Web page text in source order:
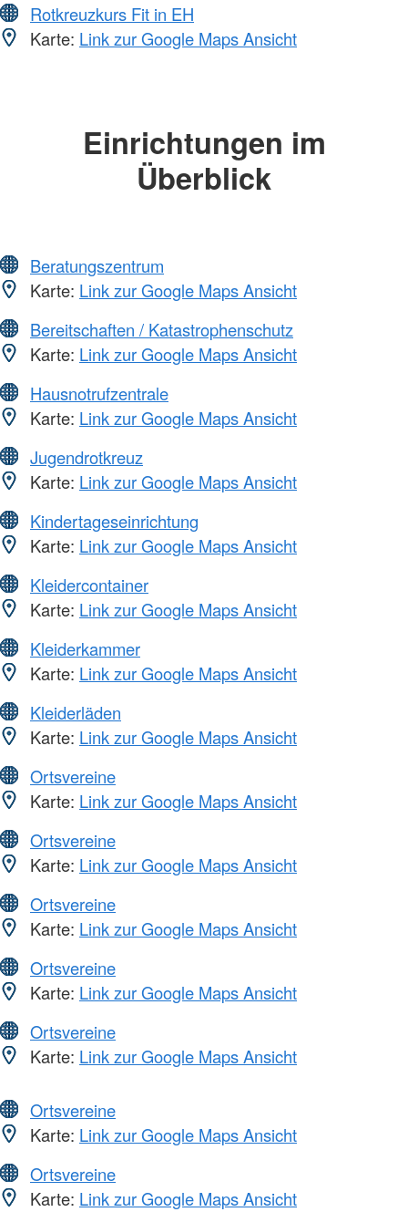
Rotkreuzkurs Fit in EH
Karte: Link zur Google Maps Ansicht
Einrichtungen im
Überblick
Beratungszentrum
Karte: Link zur Google Maps Ansicht
Bereitschaften / Katastrophenschutz
Karte: Link zur Google Maps Ansicht
Hausnotrufzentrale
Karte: Link zur Google Maps Ansicht
Jugendrotkreuz
Karte: Link zur Google Maps Ansicht
Kindertageseinrichtung
Karte: Link zur Google Maps Ansicht
Kleidercontainer
Karte: Link zur Google Maps Ansicht
Kleiderkammer
Karte: Link zur Google Maps Ansicht
Kleiderläden
Karte: Link zur Google Maps Ansicht
Ortsvereine
Karte: Link zur Google Maps Ansicht
Ortsvereine
Karte: Link zur Google Maps Ansicht
Ortsvereine
Karte: Link zur Google Maps Ansicht
Ortsvereine
Karte: Link zur Google Maps Ansicht
Ortsvereine
Karte: Link zur Google Maps Ansicht
Ortsvereine
Karte: Link zur Google Maps Ansicht
Ortsvereine
Karte: Link zur Google Maps Ansicht